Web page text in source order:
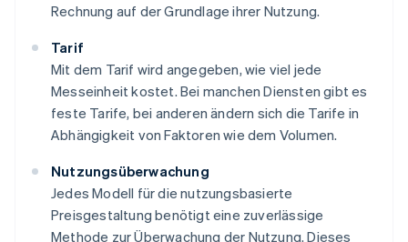
Rechnung auf der Grundlage ihrer Nutzung.
Tarif
Mit dem Tarif wird angegeben, wie viel jede
Messeinheit kostet. Bei manchen Diensten gibt es
feste Tarife, bei anderen ändern sich die Tarife in
Abhängigkeit von Faktoren wie dem Volumen.
Nutzungsüberwachung
Jedes Modell für die nutzungsbasierte
Preisgestaltung benötigt eine zuverlässige
Methode zur Überwachung der Nutzung. Dieses